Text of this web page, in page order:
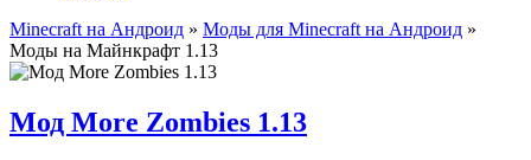
Minecraft на Андроид » Моды для Minecraft на Андроид »
Моды на Майнкрафт 1.13
Мод More Zombies 1.13